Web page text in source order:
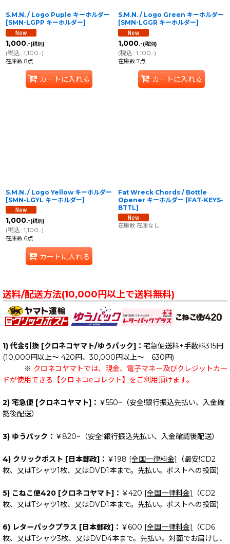
S.M.N. / Logo Puple キーホルダー
[SMN-LGPP キーホルダー]
1,000.-(税別)
(税込: 1,100.-)
在庫数 8点
カートに入れる
S.M.N. / Logo Green キーホルダー
[SMN-LGGR キーホルダー]
1,000.-(税別)
(税込: 1,100.-)
在庫数 7点
カートに入れる
S.M.N. / Logo Yellow キーホルダー
[SMN-LGYL キーホルダー]
1,000.-(税別)
(税込: 1,100.-)
在庫数 6点
カートに入れる
Fat Wreck Chords / Bottle
Opener キーホルダー [FAT-KEYS-
BTTL]
在庫数 在庫なし
送料/配送方法(10,000円以上で送料無料)
1) 代金引換 [クロネコヤマト/ゆうパック]： 宅急便送料+手数料315円
(10,000円以上～ 420円、30,000円以上～ 630円)
※ クロネコヤマトでは、現金、電子マネー及びクレジットカー
ドが使用できる【クロネコeコレクト】をご利用頂けます。
2) 宅急便 [クロネコヤマト]： ￥550~（安全!銀行振込先払い、入金確
認後配送）
3) ゆうパック： ￥820~（安全!銀行振込先払い、入金確認後配送）
4) クリックポスト [日本郵政]： ￥198 [全国一律料金]
（最安!CD2
枚、又はTシャツ1枚、又はDVD1本まで。先払い。ポストへの投函)
5) こねこ便420 [クロネコヤマト]： ￥420 [全国一律料金]
（CD2
枚、又はTシャツ1枚、又はDVD1本まで。先払い。ポストへの投函)
6) レターパックプラス [日本郵政]： ￥600 [全国一律料金]
（CD6
枚、又はTシャツ3枚、又はDVD4本まで。先払い。対面でお届けし、